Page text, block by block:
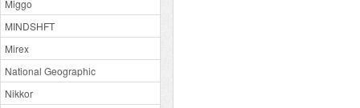
Miggo
MINDSHFT
Mirex
National Geographic
Nikkor